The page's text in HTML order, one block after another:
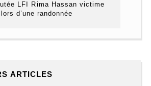
LFI Rima Hassan victime
lors d’une randonnée
ARTICLES